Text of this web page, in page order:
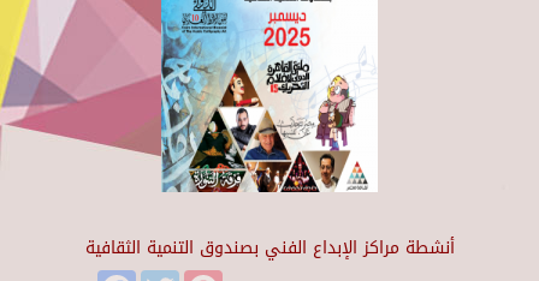
أنشطة مراكز الإبداع الفني بصندوق التنمية الثقافية